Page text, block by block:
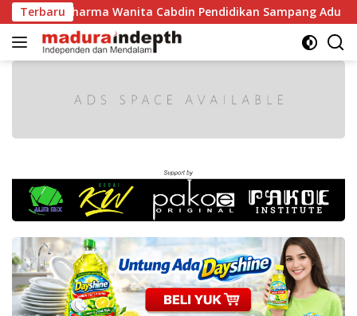
Langsung
ke
konten
TerbaruWanita Cabdin Pendidikan Sampang Adu Kekompakan